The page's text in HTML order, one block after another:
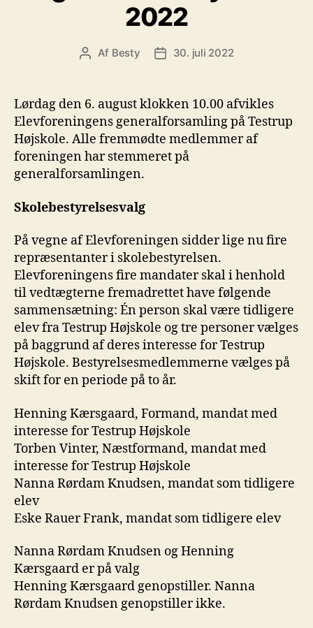
2022
Indlægsforfatter
Af Besty Indlægsdato
30. juli 2022
Lørdag den 6. august klokken 10.00 afvikles
Elevforeningens generalforsamling på Testrup
Højskole. Alle fremmødte medlemmer af
foreningen har stemmeret på
generalforsamlingen.
Skolebestyrelsesvalg
På vegne af Elevforeningen sidder lige nu fire
repræsentanter i skolebestyrelsen.
Elevforeningens fire mandater skal i henhold
til vedtægterne fremadrettet have følgende
sammensætning: Én person skal være tidligere
elev fra Testrup Højskole og tre personer vælges
på baggrund af deres interesse for Testrup
Højskole. Bestyrelsesmedlemmerne vælges på
skift for en periode på to år.
Henning Kærsgaard, Formand, mandat med
interesse for Testrup Højskole
Torben Vinter, Næstformand, mandat med
interesse for Testrup Højskole
Nanna Rørdam Knudsen, mandat som tidligere
elev
Eske Rauer Frank, mandat som tidligere elev
Nanna Rørdam Knudsen og Henning
Kærsgaard er på valg
Henning Kærsgaard genopstiller. Nanna
Rørdam Knudsen genopstiller ikke.